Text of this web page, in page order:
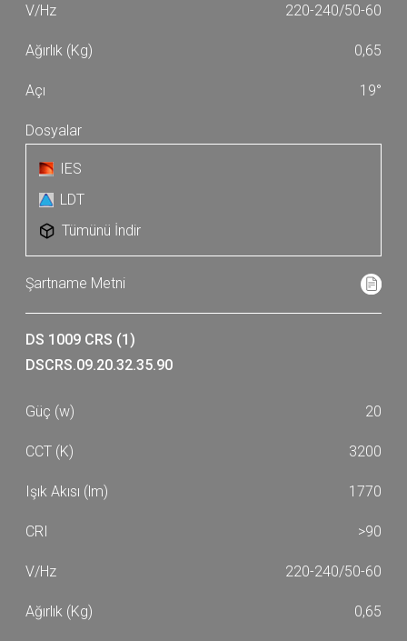
220-240/50-60
0,65
19°
IES
LDT
Tümünü İndir
DS 1009 CRS (1)
DSCRS.09.20.32.35.90
20
3200
1770
>90
220-240/50-60
0,65